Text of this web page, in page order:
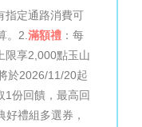
指定通路消費可
。2. 滿額禮 ：每
限享2,000點玉山
於2026/11/20起
1份回饋，最高回
禮組多選券，